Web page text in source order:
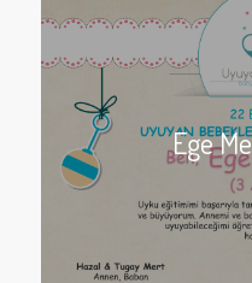
Ege